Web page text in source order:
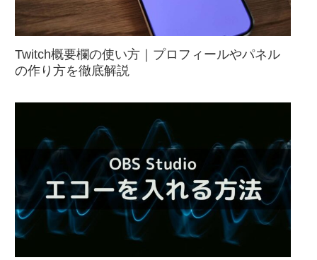
Twitch概要欄の使い方｜プロフィールやパネル
の作り方を徹底解説